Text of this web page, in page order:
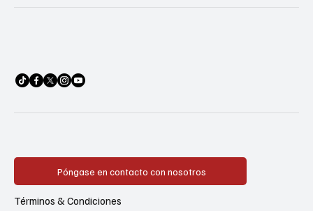
Póngase en contacto con nosotros
Términos & Condiciones